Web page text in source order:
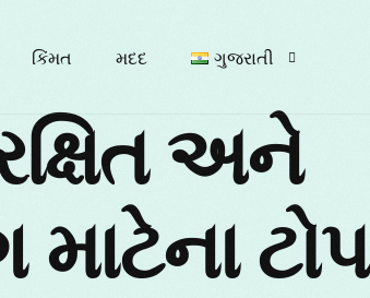
કિંમત મદદ ગુજરાતી
Български
અને
ટોપ